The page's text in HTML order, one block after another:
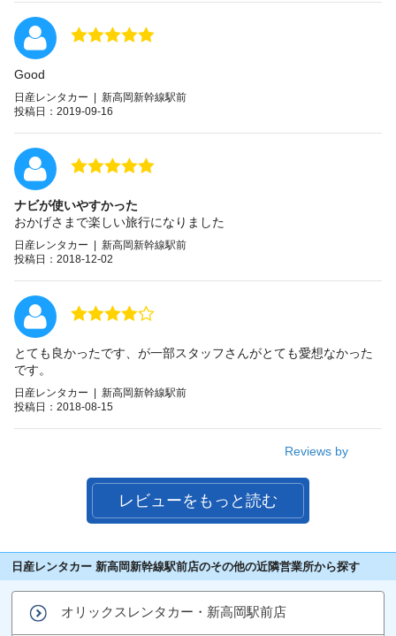
Good
日産レンタカー | 新高岡新幹線駅前
投稿日：2019-09-16
ナビが使いやすかった
おかげさまで楽しい旅行になりました
日産レンタカー | 新高岡新幹線駅前
投稿日：2018-12-02
とても良かったです、が一部スタッフさんがとても愛想なかった
です。
日産レンタカー | 新高岡新幹線駅前
投稿日：2018-08-15
Reviews by
レビューをもっと読む
日産レンタカー 新高岡新幹線駅前店のその他の近隣営業所から探す
オリックスレンタカー・新高岡駅前店